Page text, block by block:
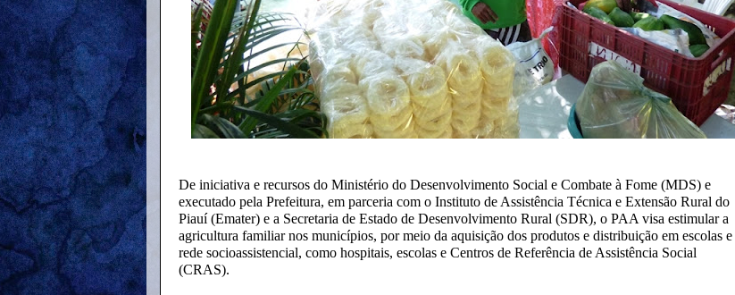
De iniciativa e recursos do Ministério do Desenvolvimento Social e Combate à Fome (MDS) e
executado pela Prefeitura, em parceria com o Instituto de Assistência Técnica e Extensão Rural do
Piauí (Emater) e a Secretaria de Estado de Desenvolvimento Rural (SDR), o PAA visa estimular a
agricultura familiar nos municípios, por meio da aquisição dos produtos e distribuição em escolas e
rede socioassistencial, como hospitais, escolas e Centros de Referência de Assistência Social
(CRAS).